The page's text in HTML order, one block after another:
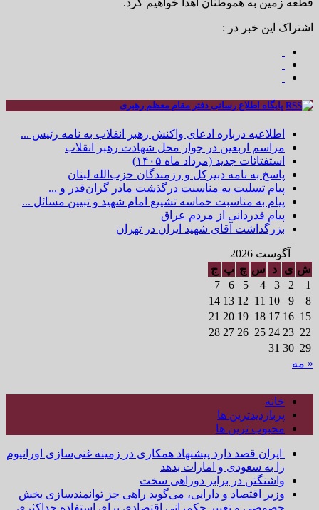
اشتراک این خبر در :
پایگاه اطلاع رسانی دفتر مقام معظم رهبری
اطلاعیه درباره ادعای واکنش رهبر انقلاب به نامه رئیس ...
مراسم اربعین در جوار محل شهادت رهبر انقلاب
استفتائات جدید (مرداد ماه ۱۴۰۵)
پاسخ به نامه دبیرکل و رزمندگان حزب‌الله لبنان
پیام تسلیت به مناسبت درگذشت مادر گران‌قدر و ...
پیام به مناسبت حماسه تشییع امام شهید و تبیین مسائل ...
پیام قدردانی از مردم عراق
بزرگداشت آقای شهید ایران در تهران
آگوست 2026
ش ی د س چ پ ج
1
2
3
4
5
6
7
8
9
10
11
12
13
14
15
16
17
18
19
20
21
22
23
24
25
26
27
28
29
30
31
« مه
خانه
پربازدیدترین ها
محبوب ترین ها
ایران قصد دارد پیشنهاد همکاری در زمینه غنی‌سازی اورانیوم
را به سعودی و امارات بدهد
واشنگتن در برابر دوراهی سخت
وزیر اقتصاد و دارایی، می‌گوید راهی جز توانمندسازی بخش
خصوصی و تغییر حکمرانی اقتصادی برای استفاده حداکثری